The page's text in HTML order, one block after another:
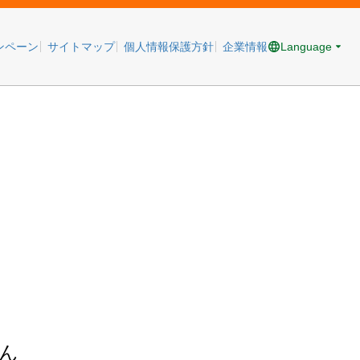
ペーン サイトマップ 個人情報保護方針 企業情報 Language